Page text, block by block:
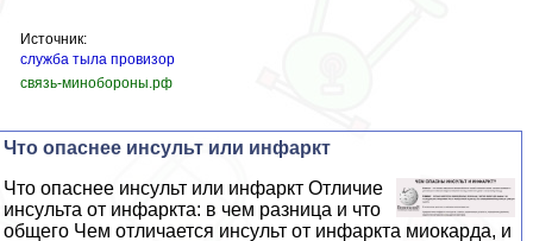
Источник:
служба тыла провизор
связь-минобороны.рф
Что опаснее инсульт или инфаркт
Что опаснее инсульт или инфаркт Отличие
инсульта от инфаркта: в чем разница и что
общего Чем отличается инсульт от инфаркта миокарда, и